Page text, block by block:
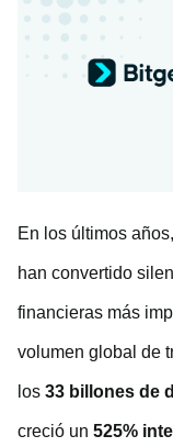
En los últimos
han convertido
financieras más
volumen global de
los 33 billones de
creció un 525%